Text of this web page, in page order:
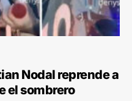
Nodal reprende a
el sombrero